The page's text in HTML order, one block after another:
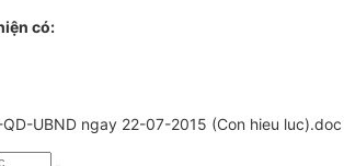
có:
UBND ngay 22-07-2015 (Con hieu luc).doc